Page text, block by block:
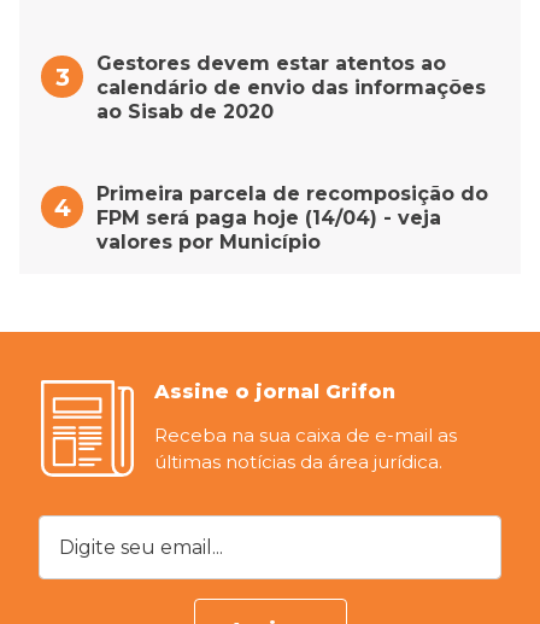
Gestores devem estar atentos ao
calendário de envio das informações
ao Sisab de 2020
Primeira parcela de recomposição do
FPM será paga hoje (14/04) - veja
valores por Município
Assine o jornal Grifon
Receba na sua caixa de e-mail as
últimas notícias da área jurídica.
Digite seu email...